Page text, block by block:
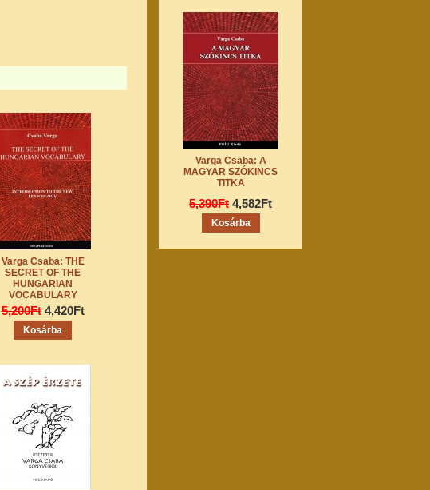
Varga Csaba: A
MAGYAR SZÓKINCS
TITKA
5,390Ft 4,582Ft
Varga Csaba: THE
SECRET OF THE
HUNGARIAN
VOCABULARY
5,200Ft 4,420Ft